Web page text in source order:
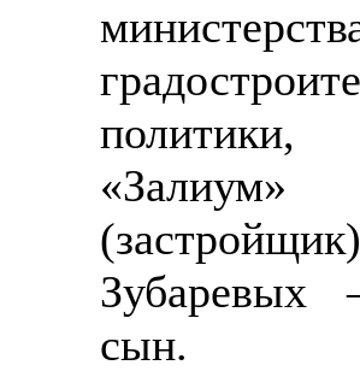
«Залиум»
сын.